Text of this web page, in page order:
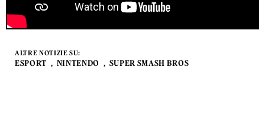
ALTRE NOTIZIE SU:
ESPORT NINTENDO SUPER SMASH BROS